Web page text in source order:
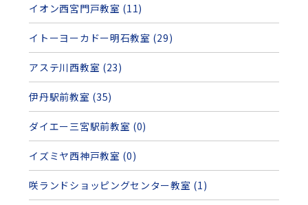
イオン西宮門戸教室 (11)
イトーヨーカドー明石教室 (29)
アステ川西教室 (23)
伊丹駅前教室 (35)
ダイエー三宮駅前教室 (0)
イズミヤ西神戸教室 (0)
咲ランドショッピングセンター教室 (1)